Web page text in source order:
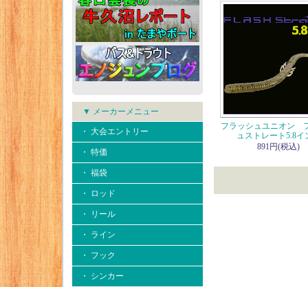
▼ メーカーメニュー
・ 大会エントリー
・ 特価
・ 福袋
・ ロッド
・ リール
・ ライン
・ フック
・ シンカー
フラッシュユニオン
ュストレート5.8イ
891円(税込)